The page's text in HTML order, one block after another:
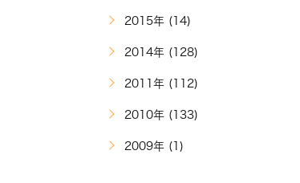
2015年 (14)
2014年 (128)
2011年 (112)
2010年 (133)
2009年 (1)